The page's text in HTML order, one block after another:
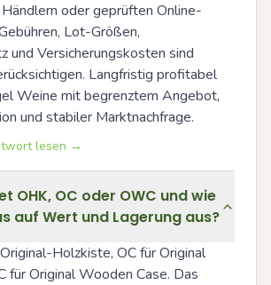
oder geprüften Online-
Lot-Größen,
und Versicherungskosten sind
Langfristig profitabel
Weine mit begrenztem Angebot,
und stabiler Marktnachfrage.
lesen →
OHK, OC oder OWC und wie
auf Wert und Lagerung aus?
Holzkiste, OC für Original
für Original Wooden Case. Das